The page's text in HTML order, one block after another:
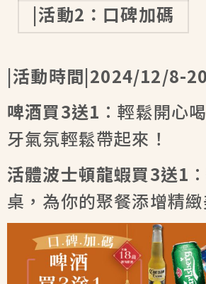
|活動2：口碑加碼
|活動時間|2024/12/8-
啤酒買3送1 ：輕鬆開心
牙氣氛輕鬆帶起來！
活體波士頓龍蝦買3送1
桌，為你的聚餐添增精緻